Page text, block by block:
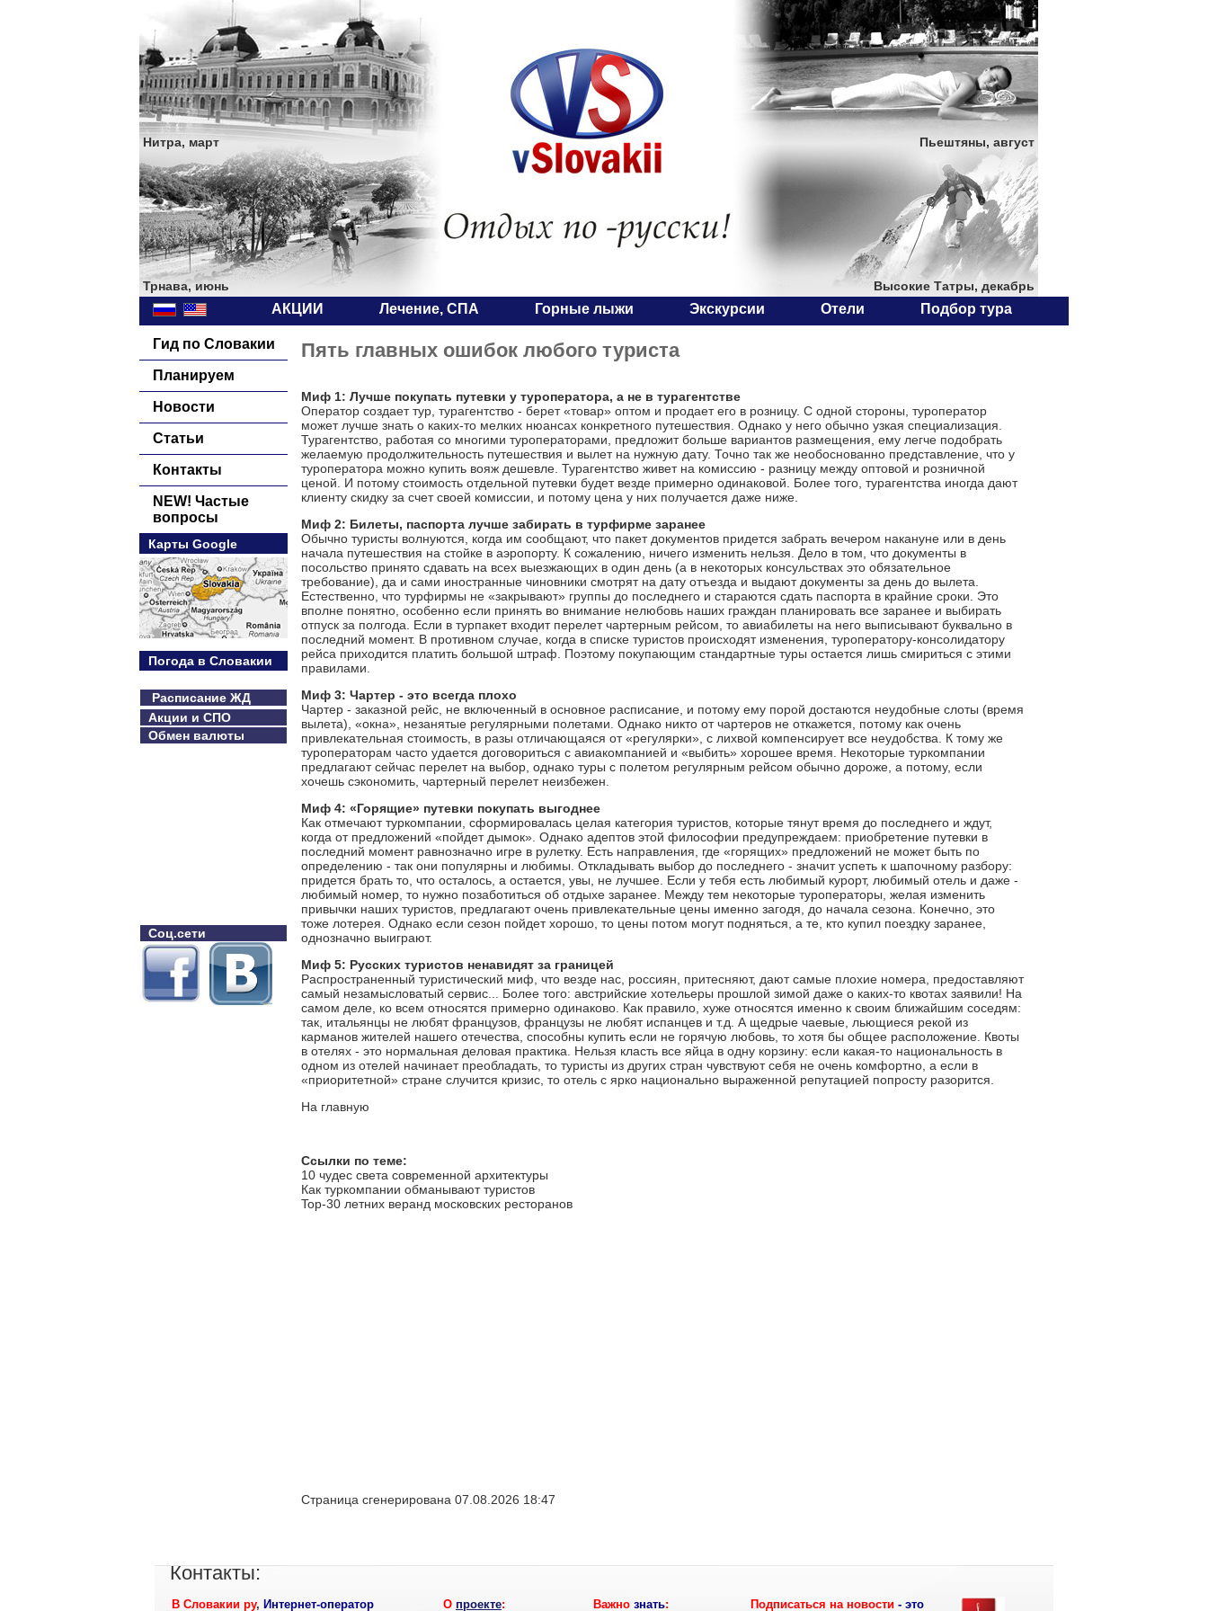
Нитра, март
Трнава, июнь
Пьештяны, август
Высокие Татры, декабрь
АКЦИИ Лечение, СПА Горные лыжи Экскурсии Отели Подбор тура
Гид по Словакии
Планируем
Новости
Статьи
Контакты
NEW! Частые
вопросы
Карты Google
Погода в Словакии
Расписание ЖД
Акции и СПО
Обмен валюты
Соц.сети
Пять главных ошибок любого туриста
Миф 1: Лучше покупать путевки у туроператора, а не в турагентстве
Оператор создает тур, турагентство - берет «товар» оптом и продает его в розницу. С одной стороны, туроператор
может лучше знать о каких-то мелких нюансах конкретного путешествия. Однако у него обычно узкая специализация.
Турагентство, работая со многими туроператорами, предложит больше вариантов размещения, ему легче подобрать
желаемую продолжительность путешествия и вылет на нужную дату. Точно так же необоснованно представление, что у
туроператора можно купить вояж дешевле. Турагентство живет на комиссию - разницу между оптовой и розничной
ценой. И потому стоимость отдельной путевки будет везде примерно одинаковой. Более того, турагентства иногда дают
клиенту скидку за счет своей комиссии, и потому цена у них получается даже ниже.
Миф 2: Билеты, паспорта лучше забирать в турфирме заранее
Обычно туристы волнуются, когда им сообщают, что пакет документов придется забрать вечером накануне или в день
начала путешествия на стойке в аэропорту. К сожалению, ничего изменить нельзя. Дело в том, что документы в
посольство принято сдавать на всех выезжающих в один день (а в некоторых консульствах это обязательное
требование), да и сами иностранные чиновники смотрят на дату отъезда и выдают документы за день до вылета.
Естественно, что турфирмы не «закрывают» группы до последнего и стараются сдать паспорта в крайние сроки. Это
вполне понятно, особенно если принять во внимание нелюбовь наших граждан планировать все заранее и выбирать
отпуск за полгода. Если в турпакет входит перелет чартерным рейсом, то авиабилеты на него выписывают буквально в
последний момент. В противном случае, когда в списке туристов происходят изменения, туроператору-консолидатору
рейса приходится платить большой штраф. Поэтому покупающим стандартные туры остается лишь смириться с этими
правилами.
Миф 3: Чартер - это всегда плохо
Чартер - заказной рейс, не включенный в основное расписание, и потому ему порой достаются неудобные слоты (время
вылета), «окна», незанятые регулярными полетами. Однако никто от чартеров не откажется, потому как очень
привлекательная стоимость, в разы отличающаяся от «регулярки», с лихвой компенсирует все неудобства. К тому же
туроператорам часто удается договориться с авиакомпанией и «выбить» хорошее время. Некоторые туркомпании
предлагают сейчас перелет на выбор, однако туры с полетом регулярным рейсом обычно дороже, а потому, если
хочешь сэкономить, чартерный перелет неизбежен.
Миф 4: «Горящие» путевки покупать выгоднее
Как отмечают туркомпании, сформировалась целая категория туристов, которые тянут время до последнего и ждут,
когда от предложений «пойдет дымок». Однако адептов этой философии предупреждаем: приобретение путевки в
последний момент равнозначно игре в рулетку. Есть направления, где «горящих» предложений не может быть по
определению - так они популярны и любимы. Откладывать выбор до последнего - значит успеть к шапочному разбору:
придется брать то, что осталось, а остается, увы, не лучшее. Если у тебя есть любимый курорт, любимый отель и даже -
любимый номер, то нужно позаботиться об отдыхе заранее. Между тем некоторые туроператоры, желая изменить
привычки наших туристов, предлагают очень привлекательные цены именно загодя, до начала сезона. Конечно, это
тоже лотерея. Однако если сезон пойдет хорошо, то цены потом могут подняться, а те, кто купил поездку заранее,
однозначно выиграют.
Миф 5: Русских туристов ненавидят за границей
Распространенный туристический миф, что везде нас, россиян, притесняют, дают самые плохие номера, предоставляют
самый незамысловатый сервис... Более того: австрийские хотельеры прошлой зимой даже о каких-то квотах заявили! На
самом деле, ко всем относятся примерно одинаково. Как правило, хуже относятся именно к своим ближайшим соседям:
так, итальянцы не любят французов, французы не любят испанцев и т.д. А щедрые чаевые, льющиеся рекой из
карманов жителей нашего отечества, способны купить если не горячую любовь, то хотя бы общее расположение. Квоты
в отелях - это нормальная деловая практика. Нельзя класть все яйца в одну корзину: если какая-то национальность в
одном из отелей начинает преобладать, то туристы из других стран чувствуют себя не очень комфортно, а если в
«приоритетной» стране случится кризис, то отель с ярко национально выраженной репутацией попросту разорится.
На главную
Ссылки по теме:
10 чудес света современной архитектуры
Как туркомпании обманывают туристов
Top-30 летних веранд московских ресторанов
Страница сгенерирована 07.08.2026 18:47
Контакты:
В Словакии ру, Интернет-оператор О проекте: Важно знать: Подписаться на новости - это